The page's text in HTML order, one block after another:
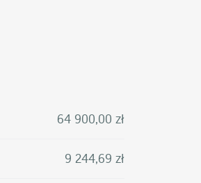
64 900,00 zł
9 244,69 zł